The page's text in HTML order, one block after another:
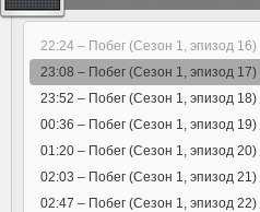
22:24 – Побег (Сезон 1, эпизод 16)
23:08 – Побег (Сезон 1, эпизод 17)
23:52 – Побег (Сезон 1, эпизод 18)
00:36 – Побег (Сезон 1, эпизод 19)
01:20 – Побег (Сезон 1, эпизод 20)
02:03 – Побег (Сезон 1, эпизод 21)
02:47 – Побег (Сезон 1, эпизод 22)